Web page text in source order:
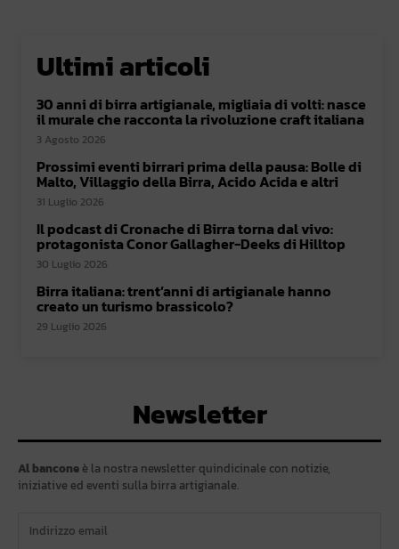
Ultimi articoli
30 anni di birra artigianale, migliaia di volti: nasce
il murale che racconta la rivoluzione craft italiana
3 Agosto 2026
Prossimi eventi birrari prima della pausa: Bolle di
Malto, Villaggio della Birra, Acido Acida e altri
31 Luglio 2026
Il podcast di Cronache di Birra torna dal vivo:
protagonista Conor Gallagher-Deeks di Hilltop
30 Luglio 2026
Birra italiana: trent’anni di artigianale hanno
creato un turismo brassicolo?
29 Luglio 2026
Newsletter
Al bancone è la nostra newsletter quindicinale con notizie,
iniziative ed eventi sulla birra artigianale.